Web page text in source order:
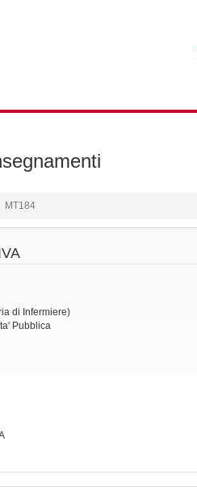
MT184
di Infermiere)
Pubblica